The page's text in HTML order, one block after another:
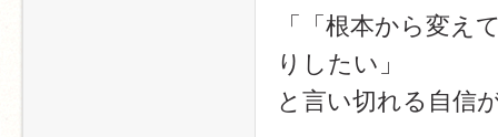
「「根本から変
りしたい」
と言い切れる自信